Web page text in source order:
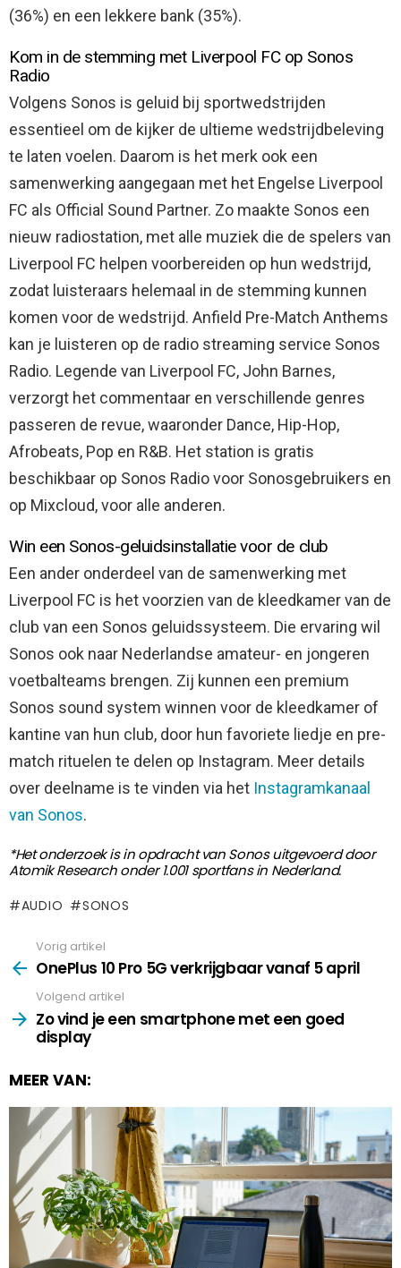
(36%) en een lekkere bank (35%).
Kom in de stemming met Liverpool FC op Sonos
Radio
Volgens Sonos is geluid bij sportwedstrijden
essentieel om de kijker de ultieme wedstrijdbeleving
te laten voelen. Daarom is het merk ook een
samenwerking aangegaan met het Engelse Liverpool
FC als Official Sound Partner. Zo maakte Sonos een
nieuw radiostation, met alle muziek die de spelers van
Liverpool FC helpen voorbereiden op hun wedstrijd,
zodat luisteraars helemaal in de stemming kunnen
komen voor de wedstrijd. Anfield Pre-Match Anthems
kan je luisteren op de radio streaming service Sonos
Radio. Legende van Liverpool FC, John Barnes,
verzorgt het commentaar en verschillende genres
passeren de revue, waaronder Dance, Hip-Hop,
Afrobeats, Pop en R&B. Het station is gratis
beschikbaar op Sonos Radio voor Sonosgebruikers en
op Mixcloud, voor alle anderen.
Win een Sonos-geluidsinstallatie voor de club
Een ander onderdeel van de samenwerking met
Liverpool FC is het voorzien van de kleedkamer van de
club van een Sonos geluidssysteem. Die ervaring wil
Sonos ook naar Nederlandse amateur- en jongeren
voetbalteams brengen. Zij kunnen een premium
Sonos sound system winnen voor de kleedkamer of
kantine van hun club, door hun favoriete liedje en pre-
match rituelen te delen op Instagram. Meer details
over deelname is te vinden via het Instagramkanaal
van Sonos.
*Het onderzoek is in opdracht van Sonos uitgevoerd door
Atomik Research onder 1.001 sportfans in Nederland.
AUDIO SONOS
more
Vorig artikel
OnePlus 10 Pro 5G verkrijgbaar vanaf 5 april
Volgend artikel
Zo vind je een smartphone met een goed
display
MEER VAN: